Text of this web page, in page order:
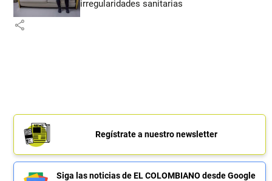
irregularidades sanitarias
share
Regístrate a nuestro newsletter
Siga las noticias de EL COLOMBIANO desde Google